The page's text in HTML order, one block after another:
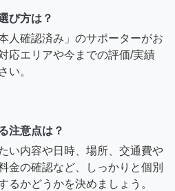
び方は？
人確認済み」のサポーターがお
応エリアや今までの評価/実績
い。
注意点は？
い内容や日時、場所、交通費や
金の確認など、しっかりと個別
るかどうかを決めましょう。